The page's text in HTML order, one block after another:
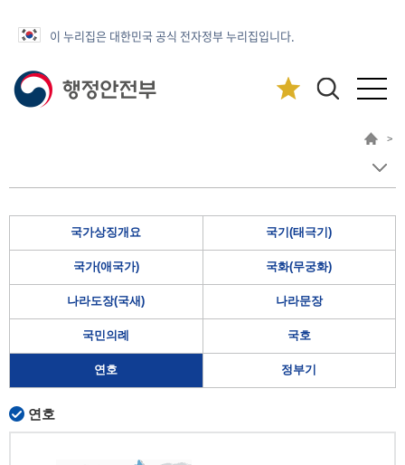
이 누리집은 대한민국 공식 전자정부 누리집입니다.
>
국가상징개요 국기(태극기)
국가(애국가) 국화(무궁화)
나라도장(국새) 나라문장
국민의례 국호
연호 정부기
연호